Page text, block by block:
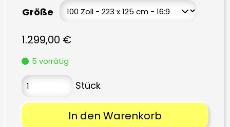
Größe
1.299,00 €
5 vorrätig
In den Warenkorb